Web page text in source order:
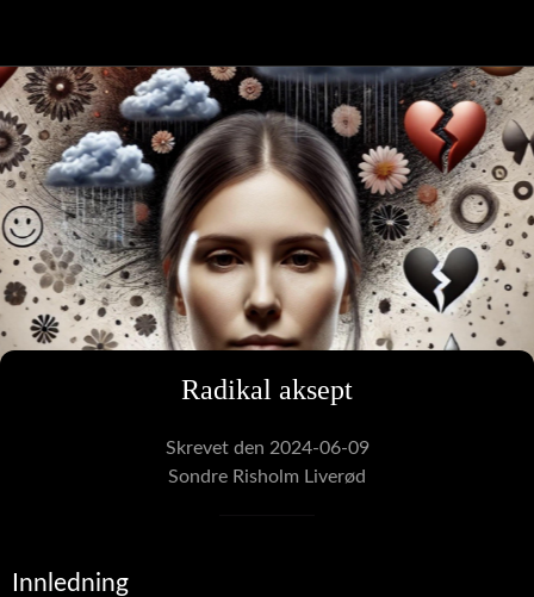
Radikal aksept
Skrevet den 2024-06-09
Sondre Risholm Liverød
Innledning